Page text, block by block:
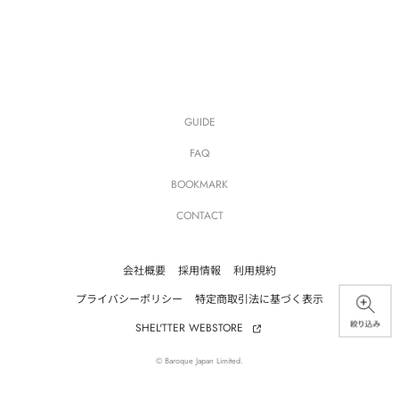
GUIDE
FAQ
BOOKMARK
CONTACT
会社概要 採用情報
利用規約
プライバシーポリシー
特定商取引法に基づく表示
SHEL'TTER WEBSTORE
© Baroque Japan Limited.